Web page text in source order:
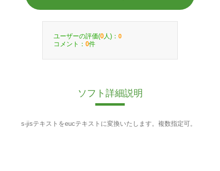
ユーザーの評価(0 人)： 0
コメント： 0件
ソフト詳細説明
s-jisテキストをeucテキストに変換いたします。複数指定可。